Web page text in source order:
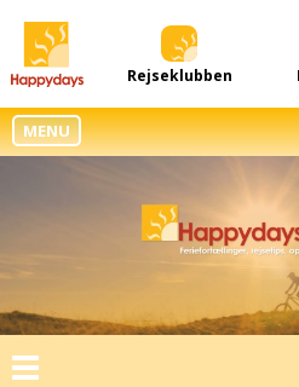
Rejseklubben
MENU
Toggle
navigation